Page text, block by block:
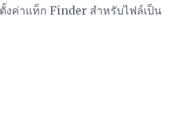
งค่าแท็ก Finder สำหรับไฟล์เป็น